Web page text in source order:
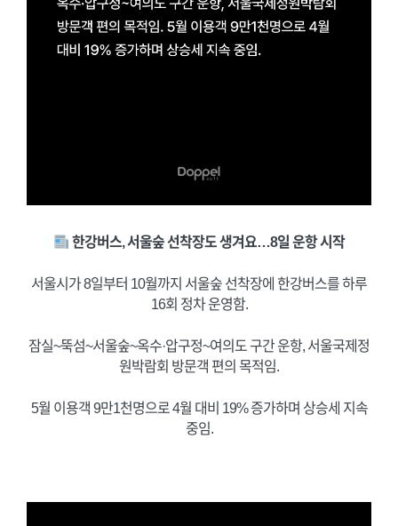
한강버스, 서울숲 선착장도 생겨요…8일 운항 시작
서울시가 8일부터 10월까지 서울숲 선착장에 한강버스를 하루
16회 정차 운영함.
잠실~뚝섬~서울숲~옥수·압구정~여의도 구간 운항, 서울국제정
원박람회 방문객 편의 목적임.
5월 이용객 9만1천명으로 4월 대비 19% 증가하며 상승세 지속
중임.